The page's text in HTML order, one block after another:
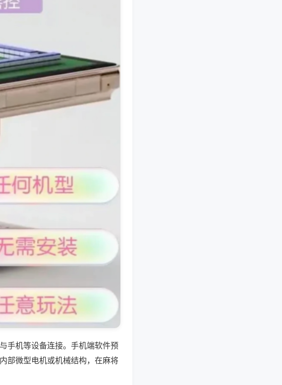
手机等设备连接。手机端软件预
部微型电机或机械结构，在麻将